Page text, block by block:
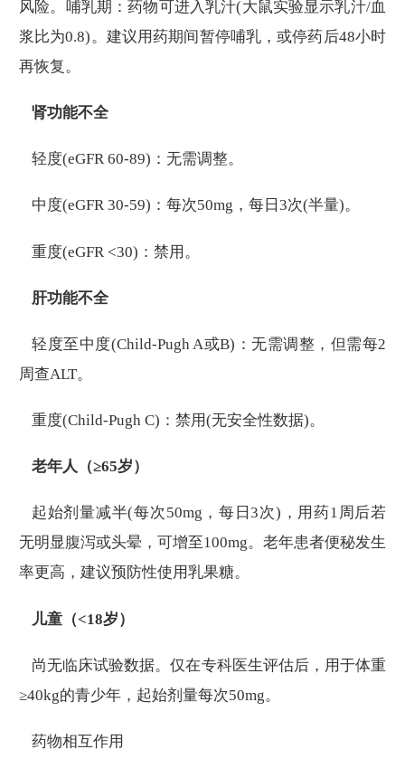
风险。哺乳期：药物可进入乳汁(大鼠实验显示乳汁/血
浆比为0.8)。建议用药期间暂停哺乳，或停药后48小时
再恢复。
肾功能不全
轻度(eGFR 60-89)：无需调整。
中度(eGFR 30-59)：每次50mg，每日3次(半量)。
重度(eGFR <30)：禁用。
肝功能不全
轻度至中度(Child-Pugh A或B)：无需调整，但需每2
周查ALT。
重度(Child-Pugh C)：禁用(无安全性数据)。
老年人（≥65岁）
起始剂量减半(每次50mg，每日3次)，用药1周后若
无明显腹泻或头晕，可增至100mg。老年患者便秘发生
率更高，建议预防性使用乳果糖。
儿童（<18岁）
尚无临床试验数据。仅在专科医生评估后，用于体重
≥40kg的青少年，起始剂量每次50mg。
药物相互作用